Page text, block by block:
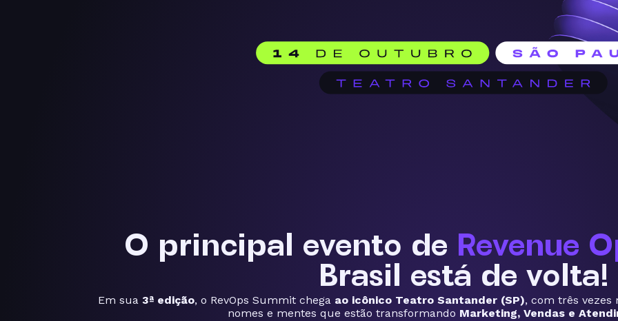
O principal evento de Revenue
Brasil está de volta!
Em sua 3ª edição, o RevOps Summit chega ao icônico Teatro Santander (SP), com três vezes
nomes e mentes que estão transformando Marketing, Vendas e